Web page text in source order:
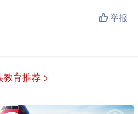
举报
教育推荐 >